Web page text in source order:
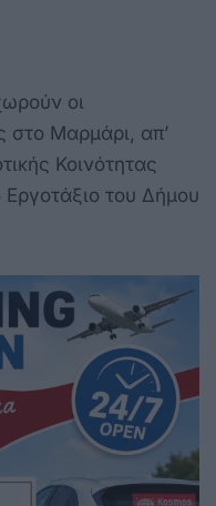
οι
στο Μαρμάρι, απ’
Κοινότητας
του Δήμου